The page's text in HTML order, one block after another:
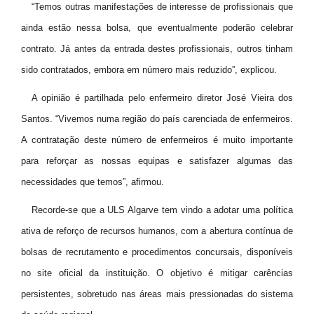
“Temos outras manifestações de interesse de profissionais que
ainda estão nessa bolsa, que eventualmente poderão celebrar
contrato. Já antes da entrada destes profissionais, outros tinham
sido contratados, embora em número mais reduzido”, explicou.
A opinião é partilhada pelo enfermeiro diretor José Vieira dos
Santos. “Vivemos numa região do país carenciada de enfermeiros.
A contratação deste número de enfermeiros é muito importante
para reforçar as nossas equipas e satisfazer algumas das
necessidades que temos”, afirmou.
Recorde-se que a ULS Algarve tem vindo a adotar uma política
ativa de reforço de recursos humanos, com a abertura contínua de
bolsas de recrutamento e procedimentos concursais, disponíveis
no site oficial da instituição. O objetivo é mitigar carências
persistentes, sobretudo nas áreas mais pressionadas do sistema